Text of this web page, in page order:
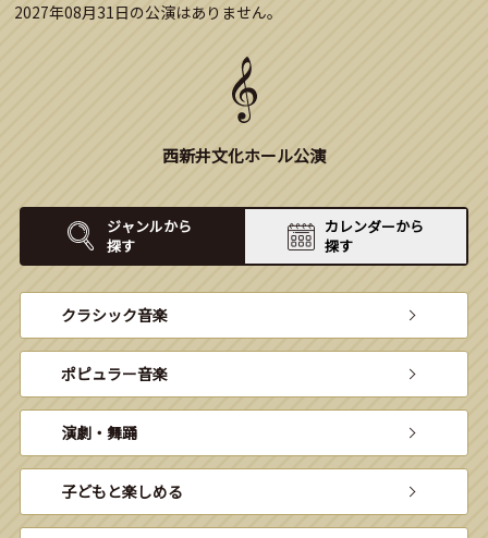
2027年08月31日の公演はありません。
西新井文化ホール公演
ジャンルから
探す
カレンダーから
探す
クラシック音楽
ポピュラー音楽
演劇・舞踊
子どもと楽しめる